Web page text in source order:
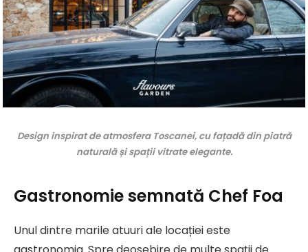
Design inspirat de atmosfera Toscanei, cu fațadă din piatră
naturală și spații vitrate elegante.
Gastronomie semnată Chef Foa
Unul dintre marile atuuri ale locației este